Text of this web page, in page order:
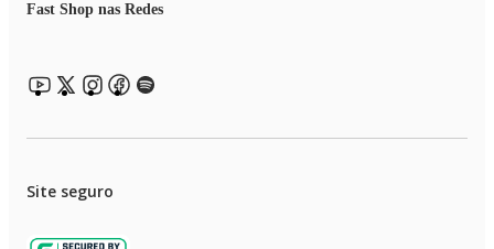
Fast Shop nas Redes
Site seguro